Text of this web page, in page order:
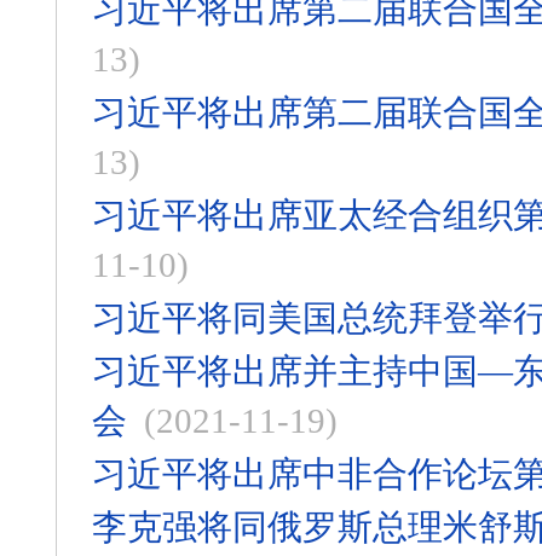
习近平将出席第二届联合国
13)
习近平将出席第二届联合国
13)
习近平将出席亚太经合组织
11-10)
习近平将同美国总统拜登举
习近平将出席并主持中国—
会 (2021-11-19)
习近平将出席中非合作论坛
李克强将同俄罗斯总理米舒